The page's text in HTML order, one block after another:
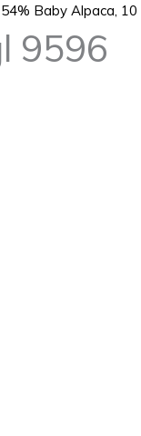
Baby Alpaca, 10
9596